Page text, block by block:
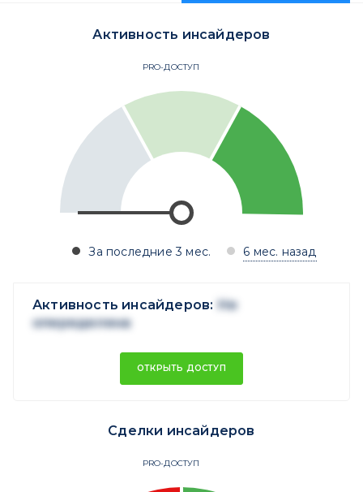
Активность инсайдеров
PRO-ДОСТУП
За последние 3 мес. 6 мес. назад
Активность инсайдеров: Не
опеределена
ОТКРЫТЬ ДОСТУП
Сделки инсайдеров
PRO-ДОСТУП